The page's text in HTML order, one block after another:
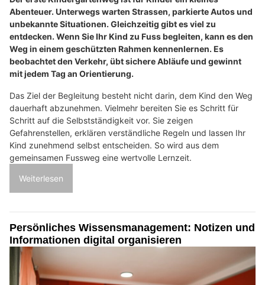
Abenteuer. Unterwegs warten Strassen, parkierte Autos und
unbekannte Situationen. Gleichzeitig gibt es viel zu
entdecken. Wenn Sie Ihr Kind zu Fuss begleiten, kann es den
Weg in einem geschützten Rahmen kennenlernen. Es
beobachtet den Verkehr, übt sichere Abläufe und gewinnt
mit jedem Tag an Orientierung.
Das Ziel der Begleitung besteht nicht darin, dem Kind den Weg
dauerhaft abzunehmen. Vielmehr bereiten Sie es Schritt für
Schritt auf die Selbstständigkeit vor. Sie zeigen
Gefahrenstellen, erklären verständliche Regeln und lassen Ihr
Kind zunehmend selbst entscheiden. So wird aus dem
gemeinsamen Fussweg eine wertvolle Lernzeit.
Weiterlesen
Persönliches Wissensmanagement: Notizen und
Informationen digital organisieren